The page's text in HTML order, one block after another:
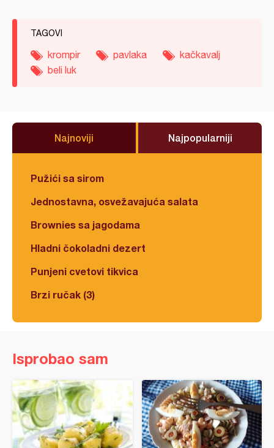
TAGOVI
krompir pavlaka
kačkavalj
beli luk
Najnoviji Najpopularniji
Pužići sa sirom
Jednostavna, osvežavajuća salata
Brownies sa jagodama
Hladni čokoladni dezert
Punjeni cvetovi tikvica
Brzi ručak (3)
Isprobao sam